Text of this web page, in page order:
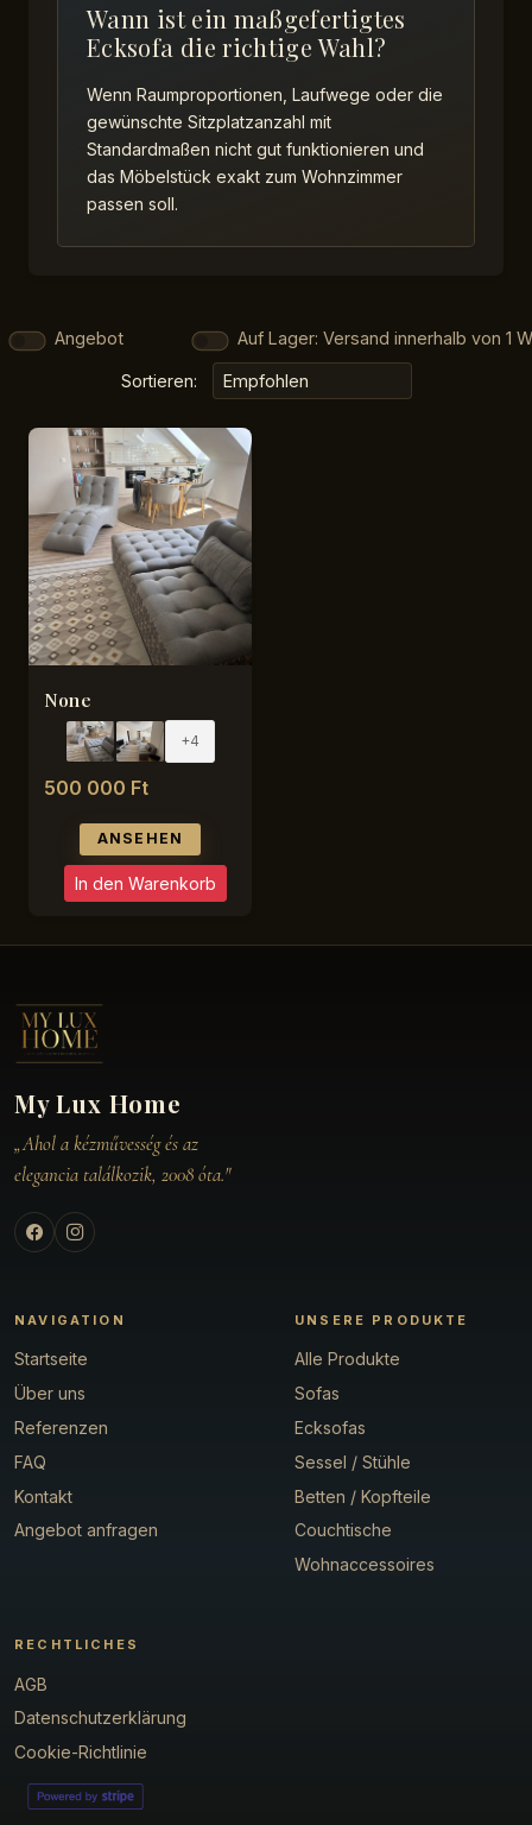
Wann ist ein maßgefertigtes
Ecksofa die richtige Wahl?
Wenn Raumproportionen, Laufwege oder die
gewünschte Sitzplatzanzahl mit
Standardmaßen nicht gut funktionieren und
das Möbelstück exakt zum Wohnzimmer
passen soll.
Angebot Auf Lager: Versand innerhalb von 1
Sortieren:
None
+4
500 000 Ft
ANSEHEN
In den Warenkorb
My Lux Home
„Ahol a kézművesség és az
elegancia találkozik, 2008 óta."
NAVIGATION
Startseite
Über uns
Referenzen
FAQ
Kontakt
Angebot anfragen
UNSERE PRODUKTE
Alle Produkte
Sofas
Ecksofas
Sessel / Stühle
Betten / Kopfteile
Couchtische
Wohnaccessoires
RECHTLICHES
AGB
Datenschutzerklärung
Cookie-Richtlinie